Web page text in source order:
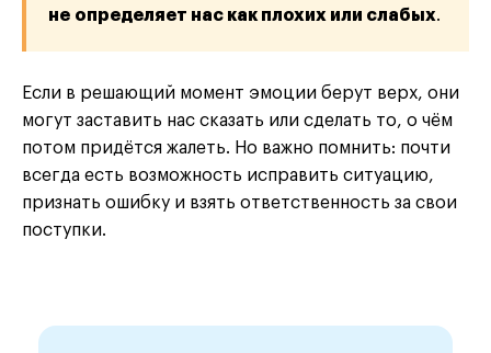
не определяет нас как плохих или слабых.
Если в решающий момент эмоции берут верх, они
могут заставить нас сказать или сделать то, о чём
потом придётся жалеть. Но важно помнить: почти
всегда есть возможность исправить ситуацию,
признать ошибку и взять ответственность за свои
поступки.